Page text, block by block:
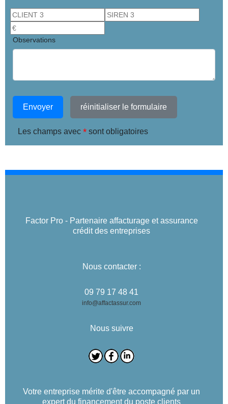
Observations
Envoyer réinitialiser le formulaire
Les champs avec * sont obligatoires
Factor Pro - Partenaire affacturage et assurance
crédit des entreprises
Nous contacter :
09 79 17 48 41
info@affactassur.com
Nous suivre
Votre entreprise mérite d'être accompagné par un
expert du financement du poste clients